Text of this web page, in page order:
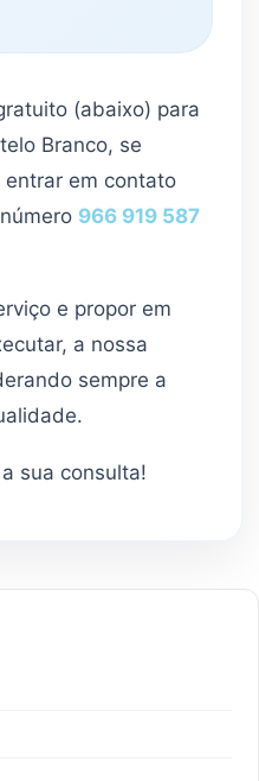
(abaixo) para
Branco, se
em contato
966 919 587
e propor em
a nossa
sempre a
sua consulta!